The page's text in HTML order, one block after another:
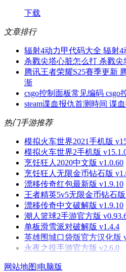
下载
文章排行
辐射4动力甲代码大全 辐射
杀戮尖塔心脏怎么打 杀戮
腾讯王者荣耀S25賽季更新
渐
csgo控制面板常见编码 csgo
steam谍血报仇首测時间 谍
热门手游推荐
模拟火车世界2021手机版
模拟火车世界2手机版
烹饪狂人2020中文版 v1.0.60
烹饪狂人无限金币钻石版
漂移传奇红包最新版 v1.9.10
王者精英5v5无限金币钻石版
漂移传奇中文破解版 v1.9.10
潮人篮球2手游官方版
单板滑雪派对破解版 v1.4.4
英雄围城口袋版官方汉化版
永夜之役手游官方版 v2.6.0
网站地图|电脑版